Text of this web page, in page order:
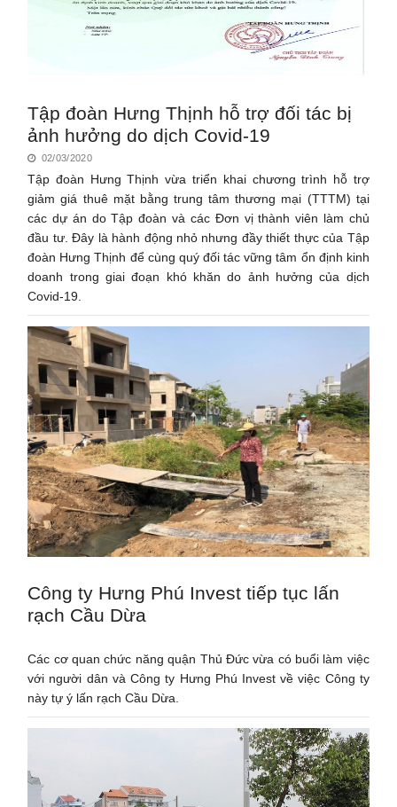
Tập đoàn Hưng Thịnh hỗ trợ đối tác bị
ảnh hưởng do dịch Covid-19
02/03/2020
Tập đoàn Hưng Thịnh vừa triển khai chương trình hỗ trợ
giảm giá thuê mặt bằng trung tâm thương mại (TTTM) tại
các dự án do Tập đoàn và các Đơn vị thành viên làm chủ
đầu tư. Đây là hành động nhỏ nhưng đầy thiết thực của Tập
đoàn Hưng Thịnh để cùng quý đối tác vững tâm ổn định kinh
doanh trong giai đoạn khó khăn do ảnh hưởng của dịch
Covid-19.
Công ty Hưng Phú Invest tiếp tục lấn
rạch Cầu Dừa
Các cơ quan chức năng quận Thủ Đức vừa có buổi làm việc
với người dân và Công ty Hưng Phú Invest về việc Công ty
này tự ý lấn rạch Cầu Dừa.